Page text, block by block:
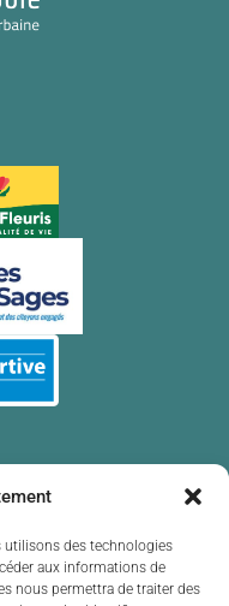
utilisons des technologies
aux informations de
nous permettra de traiter des